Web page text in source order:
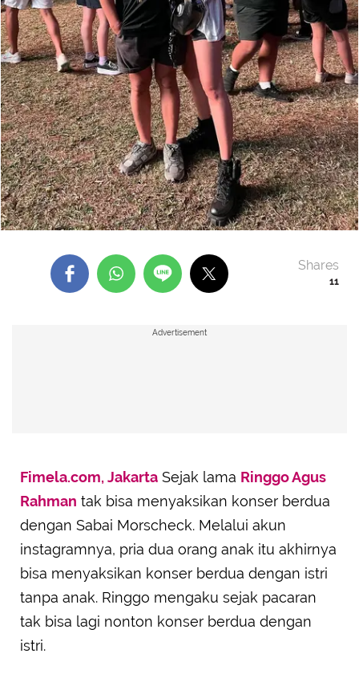
11
Shares
Advertisement
Fimela.com, Jakarta Sejak lama Ringgo Agus
Rahman tak bisa menyaksikan konser berdua
dengan Sabai Morscheck. Melalui akun
instagramnya, pria dua orang anak itu akhirnya
bisa menyaksikan konser berdua dengan istri
tanpa anak. Ringgo mengaku sejak pacaran
tak bisa lagi nonton konser berdua dengan
istri.